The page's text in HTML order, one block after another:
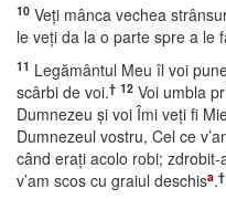
10 Veţi mânca vechea
le veţi da la o parte spre a le
11 Legământul Meu îl voi
scârbi de voi.† 12 Voi umbla
Dumnezeu şi voi Îmi veţi fi
Dumnezeul vostru, Cel ce
când eraţi acolo robi;
v’am scos cu graiul deschisa.†